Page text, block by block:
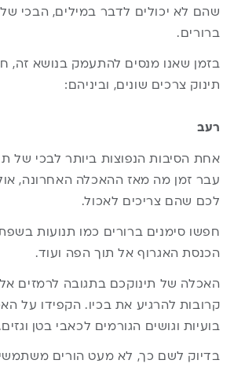
שהם לא יכולים לדבר במילים, הבכי
ברורים.
בזמן שאנו מנסים להתעמק בנושא זה,
תינוק צרכים שונים, וביניהם:
רעב
אחת הסיבות הנפוצות ביותר לבכי של
עבר זמן מה מאז ההאכלה האחרונה,
לכם שהם צריכים לאכול.
חפשו סימנים ברורים כמו תנועות
הכנסת האגרוף אל תוך הפה ועוד.
האכלה של תינוקכם בתגובה לרמזים
קרובות להרגיע את בכיו. הקפידו על
בועיות וגושים הגורמים לכאבי בטן וגזים.
בדיוק לשם כך, לא מעט הורים